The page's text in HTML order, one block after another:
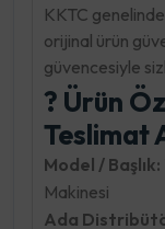
KKTC
orijinal ürün
güvencesiyle
? Ürün
Teslimat
Model / Başlık:
Makinesi
Ada